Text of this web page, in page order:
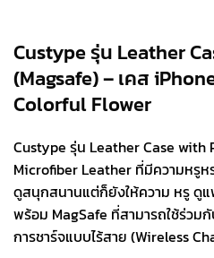
Custype รุ่น Leather
(Magsafe) – เคส
Colorful Flower
Custype รุ่น Leather Case with
Microfiber Leather ที่มีความหรูห
ดูสนุกสนานแต่ก็ยังให้ความ หรู ดู
พร้อม MagSafe ที่สามารถใช้ร่วม
การชาร์จแบบไร้สาย (Wireless